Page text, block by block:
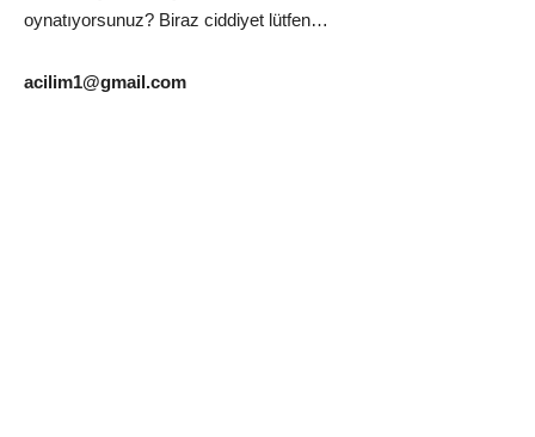
oynatıyorsunuz? Biraz ciddiyet lütfen…
acilim1@gmail.com